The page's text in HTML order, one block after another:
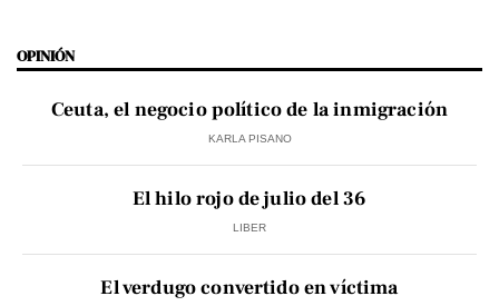
OPINIÓN
Ceuta, el negocio político de la inmigración
KARLA PISANO
El hilo rojo de julio del 36
LIBER
El verdugo convertido en víctima